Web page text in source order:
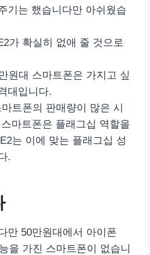
기는 했습니다만 아쉬웠습
가 확실히 없애 줄 것으로
원대 스마트폰은 가지고 싶
대입니다.
트폰의 판매량이 많은 시
마트폰은 플래그십 역할을
는 이에 맞는 플래그십 성
.
만 50만원대에서 아이폰
을 가진 스마트폰이 없습니